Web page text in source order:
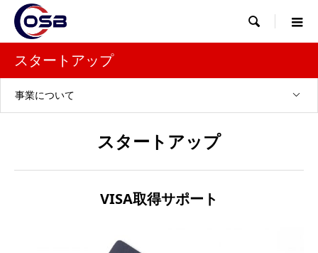

スタートアップ
事業について
スタートアップ
VISA取得サポート